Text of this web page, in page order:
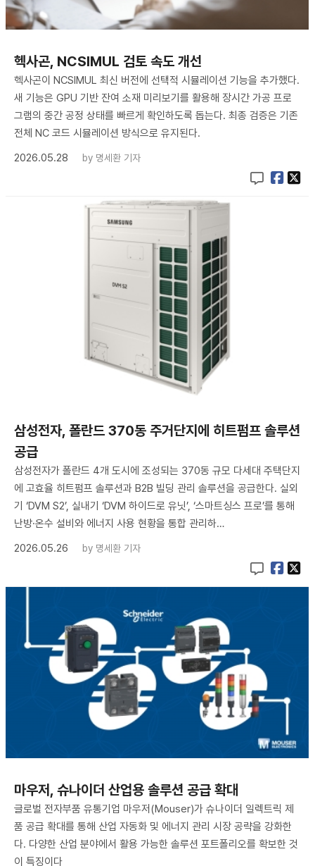
헥사곤, NCSIMUL 검토 속도 개선
헥사곤이 NCSIMUL 최신 버전에 선택적 시뮬레이션 기능을 추가했다.
새 기능은 GPU 기반 잔여 소재 미리보기를 활용해 장시간 가공 프로
그램의 중간 공정 상태를 빠르게 확인하도록 돕는다. 최종 검증은 기존
전체 NC 코드 시뮬레이션 방식으로 유지된다.
2026.05.28
by 명세환 기자
삼성전자, 폴란드 370동 주거단지에 히트펌프 솔루션
공급
삼성전자가 폴란드 4개 도시에 조성되는 370동 규모 다세대 주택단지
에 고효율 히트펌프 솔루션과 B2B 빌딩 관리 솔루션을 공급한다. 실외
기 ‘DVM S2’, 실내기 ‘DVM 하이드로 유닛’, ‘스마트싱스 프로’를 통해
난방·온수 설비와 에너지 사용 현황을 통합 관리하…
2026.05.26
by 명세환 기자
마우저, 슈나이더 산업용 솔루션 공급 확대
글로벌 전자부품 유통기업 마우저(Mouser)가 슈나이더 일렉트릭 제
품 공급 확대를 통해 산업 자동화 및 에너지 관리 시장 공략을 강화한
다. 다양한 산업 분야에서 활용 가능한 솔루션 포트폴리오를 확보한 것
이 특징이다